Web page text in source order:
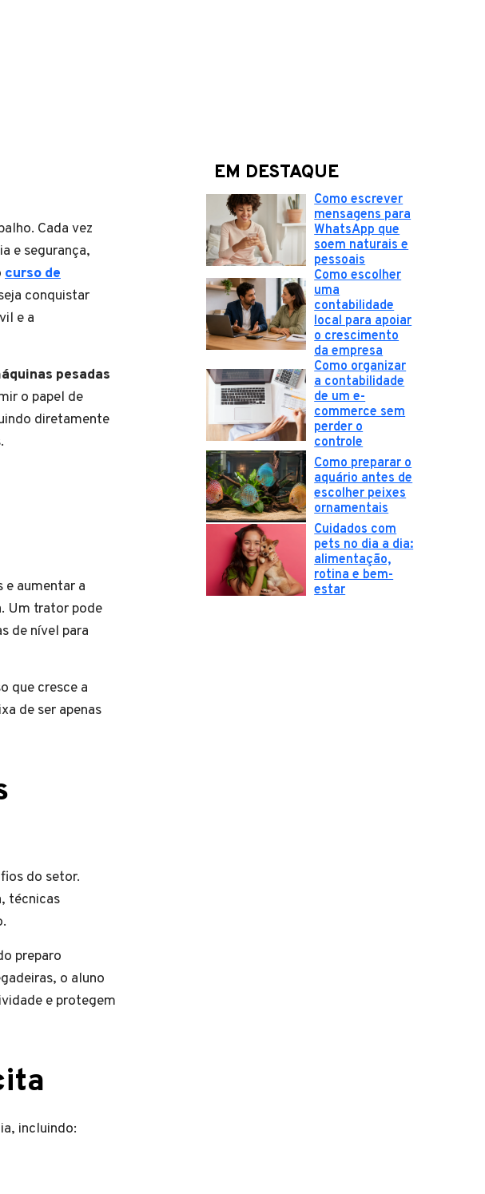
Cada vez
e segurança,
curso de
conquistar
e a
pesadas
o papel de
diretamente
e aumentar a
Um trator pode
de nível para
que cresce a
de ser apenas
do setor.
técnicas
preparo
o aluno
e protegem
incluindo:
EM DESTAQUE
Como escrever
mensagens para
WhatsApp que
soem naturais e
pessoais
Como escolher
uma
contabilidade
local para apoiar
o crescimento
da empresa
Como organizar
a contabilidade
de um e-
commerce sem
perder o
controle
Como preparar o
aquário antes de
escolher peixes
ornamentais
Cuidados com
pets no dia a dia:
alimentação,
rotina e bem-
estar